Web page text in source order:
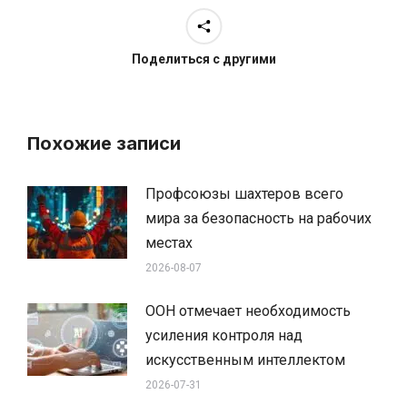
Поделиться с другими
Похожие записи
Профсоюзы шахтеров всего
мира за безопасность на рабочих
местах
2026-08-07
ООН отмечает необходимость
усиления контроля над
искусственным интеллектом
2026-07-31